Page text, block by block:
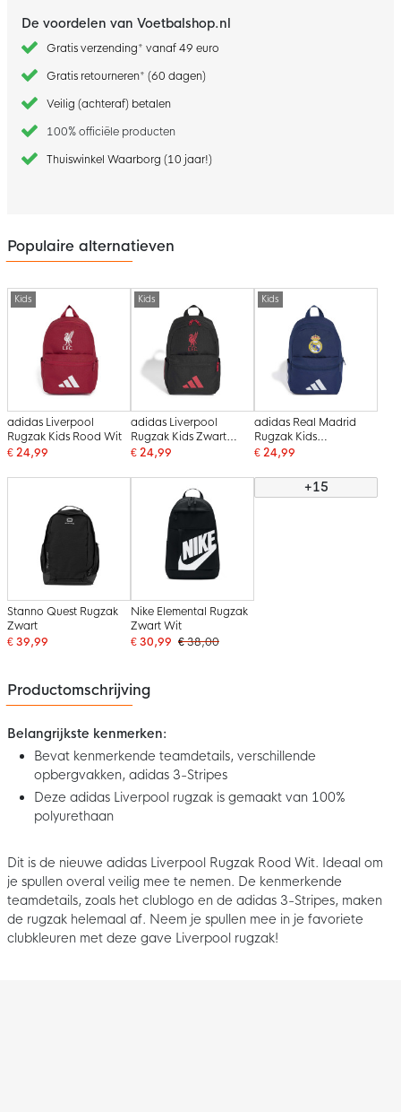
De voordelen van Voetbalshop.nl
Gratis verzending* vanaf 49 euro
Gratis retourneren* (60 dagen)
Veilig (achteraf) betalen
100% officiële producten
Thuiswinkel Waarborg (10 jaar!)
Populaire alternatieven
Kids
adidas Liverpool
Rugzak Kids Rood Wit
€ 24,99
Kids
adidas Liverpool
Rugzak Kids Zwart
Rood
€ 24,99
Kids
adidas Real Madrid
Rugzak Kids
Donkerblauw Wit
€ 24,99
Stanno Quest Rugzak
Zwart
€ 39,99
Nike Elemental Rugzak
Zwart Wit
€ 30,99 € 38,00
+15
Productomschrijving
Belangrijkste kenmerken:
Bevat kenmerkende teamdetails, verschillende
opbergvakken, adidas 3-Stripes
Deze adidas Liverpool rugzak is gemaakt van 100%
polyurethaan
Dit is de nieuwe adidas Liverpool Rugzak Rood Wit. Ideaal om
je spullen overal veilig mee te nemen. De kenmerkende
teamdetails, zoals het clublogo en de adidas 3-Stripes, maken
de rugzak helemaal af. Neem je spullen mee in je favoriete
clubkleuren met deze gave Liverpool rugzak!